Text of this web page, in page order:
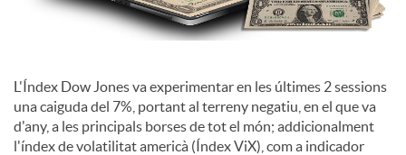
d
L'Índex Dow Jones va experimentar en les últimes 2 sessions
una caiguda del 7%, portant al terreny negatiu, en el que va
d'any, a les principals borses de tot el món; addicionalment
l'índex de volatilitat americà (Índex ViX), com a indicador